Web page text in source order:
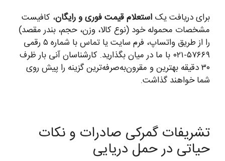
برای دریافت یک استعلام قیمت فوری و رایگان، کافیست
مشخصات محموله خود (نوع کالا، وزن، حجم، بندر مقصد)
را از طریق واتساپ، فرم سایت یا تماس با شماره ۵ رقمی
۵۷۶۶۹-۰۲۱ با ما در میان بگذارید. کارشناسان آنی بار ظرف
۳۰ دقیقه بهترین و مقرون‌به‌صرفه‌ترین گزینه را پیش روی
شما خواهند گذاشت.
تشریفات گمرکی صادرات و نکات
حیاتی در حمل دریایی